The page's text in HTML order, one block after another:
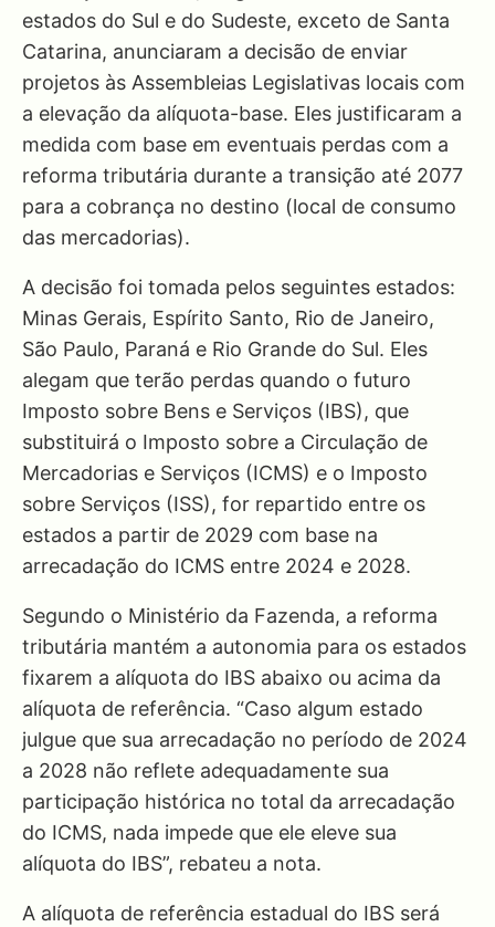
estados do Sul e do Sudeste, exceto de Santa
Catarina, anunciaram a decisão de enviar
projetos às Assembleias Legislativas locais com
a elevação da alíquota-base. Eles justificaram a
medida com base em eventuais perdas com a
reforma tributária durante a transição até 2077
para a cobrança no destino (local de consumo
das mercadorias).
A decisão foi tomada pelos seguintes estados:
Minas Gerais, Espírito Santo, Rio de Janeiro,
São Paulo, Paraná e Rio Grande do Sul. Eles
alegam que terão perdas quando o futuro
Imposto sobre Bens e Serviços (IBS), que
substituirá o Imposto sobre a Circulação de
Mercadorias e Serviços (ICMS) e o Imposto
sobre Serviços (ISS), for repartido entre os
estados a partir de 2029 com base na
arrecadação do ICMS entre 2024 e 2028.
Segundo o Ministério da Fazenda, a reforma
tributária mantém a autonomia para os estados
fixarem a alíquota do IBS abaixo ou acima da
alíquota de referência. “Caso algum estado
julgue que sua arrecadação no período de 2024
a 2028 não reflete adequadamente sua
participação histórica no total da arrecadação
do ICMS, nada impede que ele eleve sua
alíquota do IBS”, rebateu a nota.
A alíquota de referência estadual do IBS será